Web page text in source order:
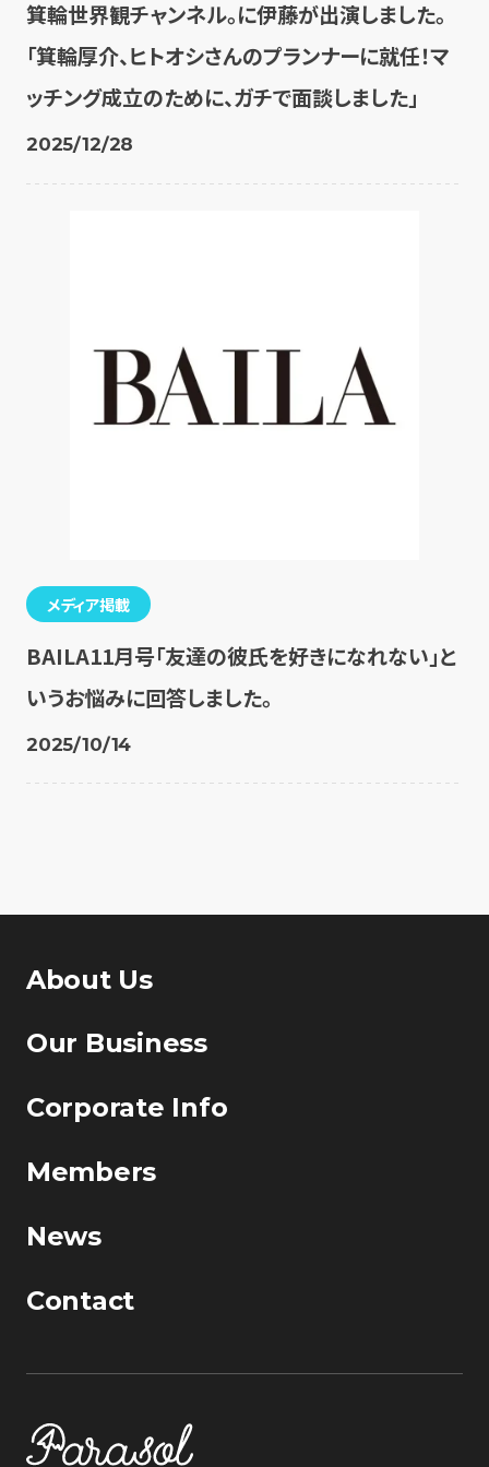
箕輪世界観チャンネル。に伊藤が出演しました。
「箕輪厚介、ヒトオシさんのプランナーに就任！マ
ッチング成立のために、ガチで面談しました」
2025/12/28
メディア掲載
BAILA11月号「友達の彼氏を好きになれない」と
いうお悩みに回答しました。
2025/10/14
About Us
Our Business
Corporate Info
Members
News
Contact